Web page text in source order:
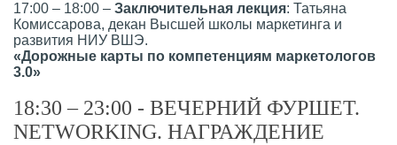
17:00 – 18:00 – Заключительная лекция: Татьяна
Комиссарова, декан Высшей школы маркетинга и
развития НИУ ВШЭ.
«Дорожные карты по компетенциям маркетологов
3.0»
18:30 – 23:00 - ВЕЧЕРНИЙ ФУРШЕТ.
NETWORKING. НАГРАЖДЕНИЕ